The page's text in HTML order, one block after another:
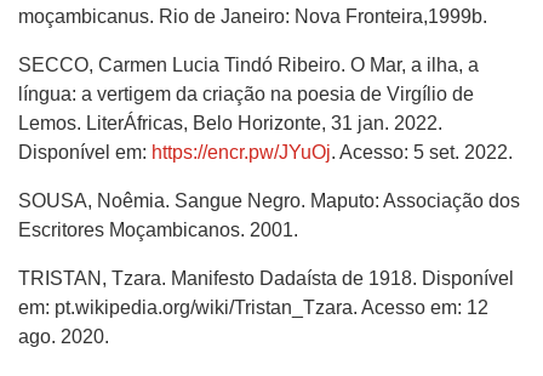
moçambicanus. Rio de Janeiro: Nova Fronteira,1999b.
SECCO, Carmen Lucia Tindó Ribeiro. O Mar, a ilha, a
língua: a vertigem da criação na poesia de Virgílio de
Lemos. LiterÁfricas, Belo Horizonte, 31 jan. 2022.
Disponível em: https://encr.pw/JYuOj. Acesso: 5 set. 2022.
SOUSA, Noêmia. Sangue Negro. Maputo: Associação dos
Escritores Moçambicanos. 2001.
TRISTAN, Tzara. Manifesto Dadaísta de 1918. Disponível
em: pt.wikipedia.org/wiki/Tristan_Tzara. Acesso em: 12
ago. 2020.